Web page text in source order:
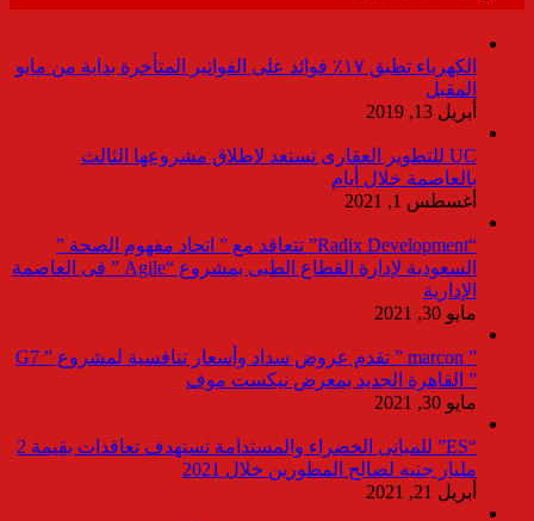
الكهرباء تطبق ١٧٪ فوائد على الفواتير المتأخرة بداية من مايو
المقبل
أبريل 13, 2019
UC للتطوير العقارى تستعد لاطلاق مشروعها الثالث
بالعاصمة خلال أيام
أغسطس 1, 2021
“Radix Development” تتعاقد مع ” اتحاد مفهوم الصحة ”
السعودية لإدارة القطاع الطبى بمشروع “Agile ” فى العاصمة
الإدارية
مايو 30, 2021
” marcon ” تقدم عروض سداد وأسعار تنافسية لمشروع ” G7
” القاهرة الجديد بمعرض نيكست موف
مايو 30, 2021
“ES” للمبانى الخضراء والمستدامة تستهدف تعاقدات بقيمة 2
مليار جنيه لصالح المطورين خلال 2021
أبريل 21, 2021